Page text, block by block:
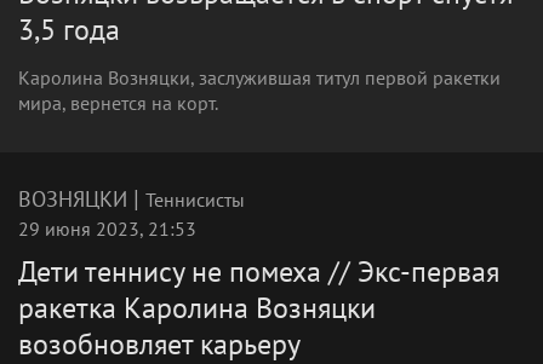
3,5 года
Каролина Возняцки, заслужившая титул первой ракетки
мира, вернется на корт.
ВОЗНЯЦКИ | Теннисисты
29 июня 2023, 21:53
Дети теннису не помеха // Экс-первая
ракетка Каролина Возняцки
возобновляет карьеру